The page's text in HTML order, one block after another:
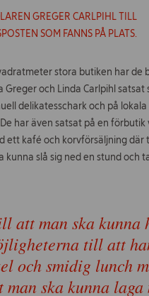
GREGER CARLPIHL TILL
SOM FANNS PÅ PLATS.
stora butiken har de
Greger och Linda Carlpihl satsat
delikatesschark och på lokala
De har även satsat på en förbutik
ett kafé och korvförsäljning där
kunna slå sig ned en stund och
att man ska kunna
till att
och smidig lunch
man ska kunna laga